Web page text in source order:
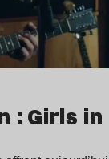
: Girls in